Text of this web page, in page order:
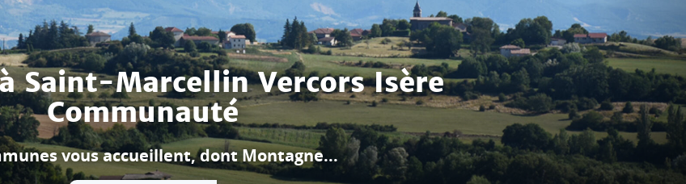
Festival Berlioz
se déroule à Beauvoir-en-Royans, mercredi 19 août...